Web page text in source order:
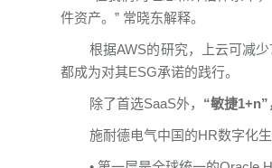
件资产。” 常晓东解释。
根据AWS的研究，上云可减
都成为对其ESG承诺的践行。
除了首选SaaS外， “敏捷1+n”
施耐德电气中国的HR数字化生